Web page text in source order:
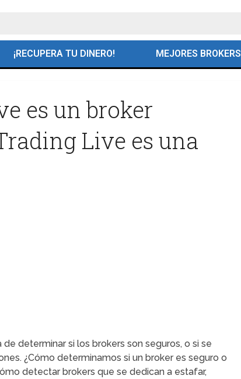
¡RECUPERA TU DINERO! MEJORES BROKERS
es un broker
Live es una
determinar si los brokers son seguros, o si se
¿Cómo determinamos si un broker es seguro o
detectar brokers que se dedican a estafar,